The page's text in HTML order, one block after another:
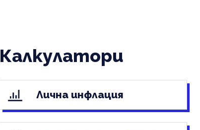
Калкулатори
Лична инфлация